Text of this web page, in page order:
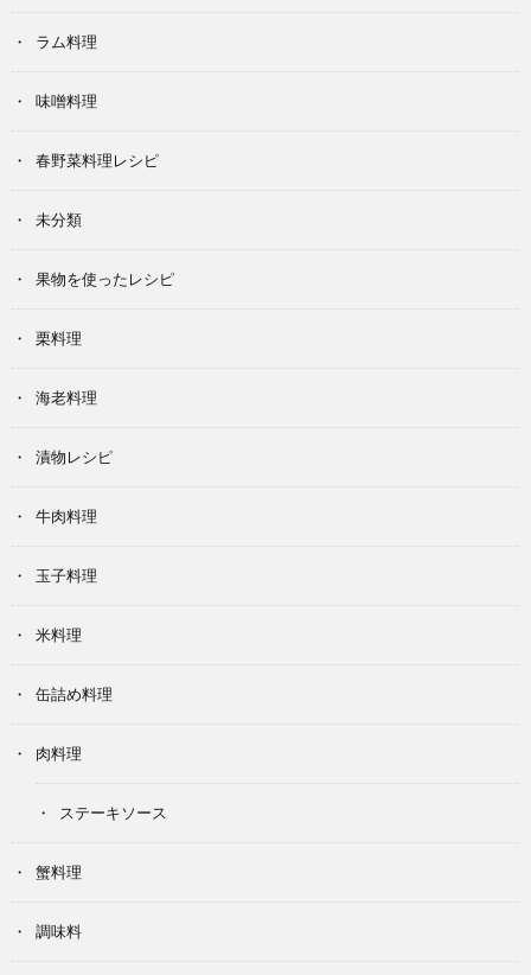
ラム料理
味噌料理
春野菜料理レシピ
未分類
果物を使ったレシピ
栗料理
海老料理
漬物レシピ
牛肉料理
玉子料理
米料理
缶詰め料理
肉料理
ステーキソース
蟹料理
調味料